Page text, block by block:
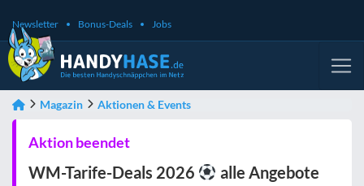
Newsletter Bonus-Deals Jobs
Magazin Aktionen & Events
Aktion beendet
WM-Tarife-Deals 2026
alle Angebote